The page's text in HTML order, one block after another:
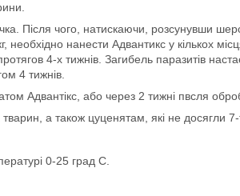
Після чого, натискаючи, розсунувши
нанести Адвантикс у кількох
4-х тижнів. Загибель паразитів
4 тижнів.
Адвантікс, або через 2 тижні пвсля
а також цуценятам, які не досягли 7-
0-25 град С.